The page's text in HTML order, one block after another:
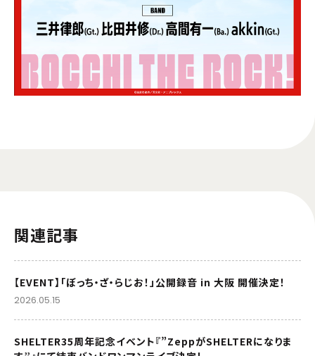
関連記事
【EVENT】「ぼっち・ざ・らじお！」公開録音 in 大阪 開催決定！
2026.05.15
SHELTER35周年記念イベント『”ZeppがSHELTERになりま